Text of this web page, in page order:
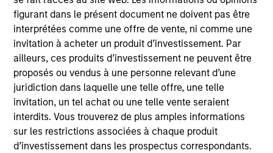
figurant dans le présent document ne doivent pas être
interprétées comme une offre de vente, ni comme une
invitation à acheter un produit d’investissement. Par
ailleurs, ces produits d’investissement ne peuvent être
proposés ou vendus à une personne relevant d’une
juridiction dans laquelle une telle offre, une telle
invitation, un tel achat ou une telle vente seraient
interdits. Vous trouverez de plus amples informations
sur les restrictions associées à chaque produit
d’investissement dans les prospectus correspondants.
well in the future (for current holdings). The trademarks and
service marks above are the property of their respective
owners. The information on this website has not been
authorized, sponsored, or otherwise approved by such
owners. By clicking on any links shown here, you agree that
you are navigating to a third party site. We are providing
these hyperlinks to you only as a convenience and the
inclusion of any hyperlink is not and does not imply any
endorsement, approval, investigation, verification or
monitoring by us of any information contained in any
hyperlinked site. In no event shall we be responsible for the
information contained on the site or your use of such site